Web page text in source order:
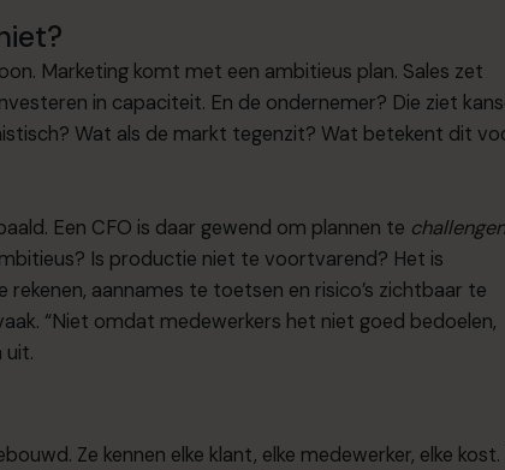
Marketing komt met een ambitieus plan. Sales zet
in capaciteit. En de ondernemer? Die ziet
Wat als de markt tegenzit? Wat betekent dit
Een CFO is daar gewend om plannen te
Is productie niet te voortvarend? Het is
aannames te toetsen en risico’s zichtbaar te
“Niet omdat medewerkers het niet goed bedoelen,
uit.
Ze kennen elke klant, elke medewerker, elke kost.